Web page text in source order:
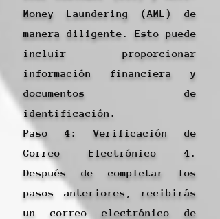
Money Laundering (AML) de
manera diligente. Esto puede
incluir proporcionar
información financiera y
documentos de
identificación.
Paso 4: Verificación de
Correo Electrónico 4.
Después de completar los
pasos anteriores, recibirás
un correo electrónico de